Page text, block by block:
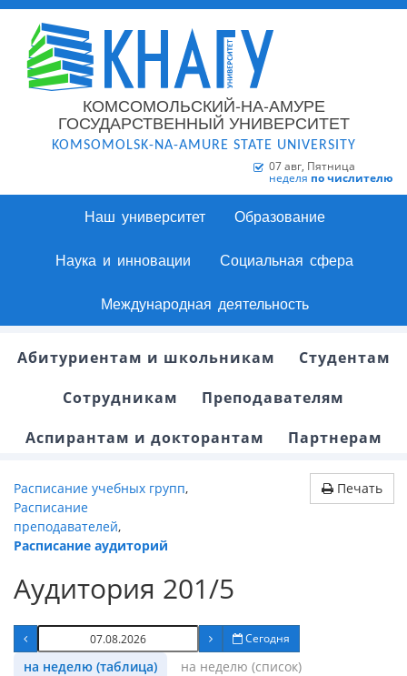
КОМСОМОЛЬСКИЙ-НА-АМУРЕ
ГОСУДАРСТВЕННЫЙ УНИВЕРСИТЕТ
KOMSOMOLSK-NA-AMURE STATE UNIVERSITY
07 авг, Пятница
неделя по числителю
Наш университет Образование
Наука и инновации Социальная сфера
Международная деятельность
Абитуриентам и школьникам
Студентам
Сотрудникам
Преподавателям
Аспирантам и докторантам
Партнерам
Расписание учебных групп,
Расписание
преподавателей,
Расписание аудиторий
Печать
Аудитория 201/5
Сегодня
на неделю (таблица)
на неделю (список)